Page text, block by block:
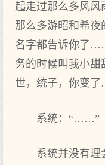
起走过那么多风
那么多游昭和希夜
名字都告诉你了
务的时候叫我小甜
世，统子，你变
系统：“……”
系统并没有理